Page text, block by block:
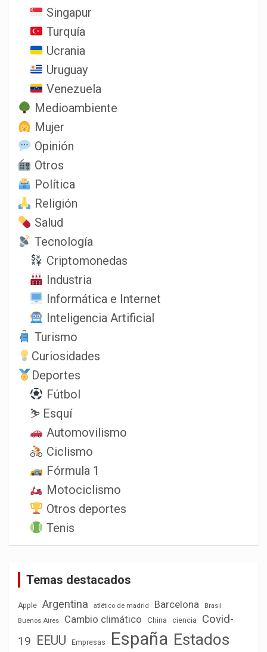
Singapur
Turquía
Ucrania
Uruguay
Venezuela
Medioambiente
Mujer
Opinión
Otros
Política
Religión
Salud
Tecnología
Criptomonedas
Industria
Informática e Internet
Inteligencia Artificial
Turismo
Curiosidades
Deportes
Fútbol
⛷️ Esquí
Automovilismo
Ciclismo
Fórmula 1
Motociclismo
Otros deportes
Tenis
Temas destacados
Apple Argentina atlético de madrid Barcelona
Brasil
Buenos Aires
Cambio climático China ciencia
Covid-
19 EEUU Empresas España Estados